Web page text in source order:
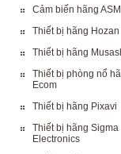
Cảm biến hãng ASM
Thiết bị hãng Hozan
Thiết bị hãng
Thiết bị phòng nổ
Ecom
Thiết bị hãng Pixavi
Thiết bị hãng Sigma
Electronics